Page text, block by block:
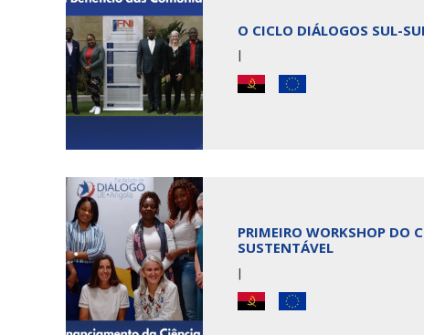
O CICLO DIÁLOGOS SUL-
|
PRIMEIRO WORKSHOP DO
SUSTENTÁVEL
|